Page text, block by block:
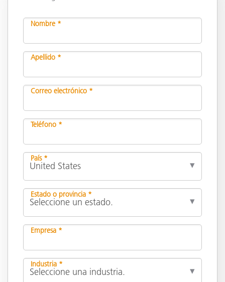
Nombre *
Apellido *
Correo electrónico *
Teléfono *
País *
Estado o provincia *
Empresa *
Industria *